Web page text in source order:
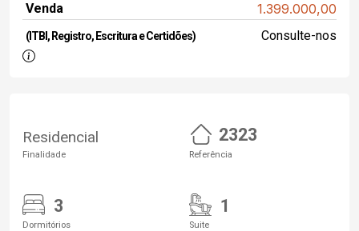
Venda 1.399.000,00
(ITBI, Registro, Escritura e Certidões) Consulte-nos
Residencial
Finalidade
2323
Referência
3
Dormitórios
1
Suite